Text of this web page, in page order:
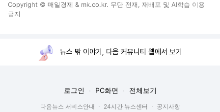
Copyright © 매일경제 & mk.co.kr. 무단 전재, 재배포 및 AI학습 이용
금지
뉴스 밖 이야기, 다음 커뮤니티 웹에서 보기
로그인 PC화면 전체보기
다음뉴스 서비스안내 24시간 뉴스센터 공지사항